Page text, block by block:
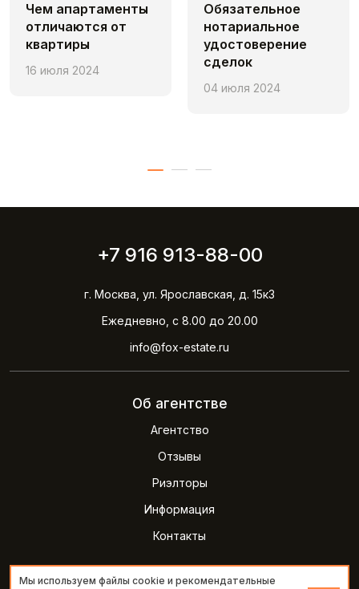
Чем апaртаменты
отличаются от
квартиры
16 июля 2024
Обязательное
нотариальное
удостоверение
сделок
04 июля 2024
+7 916 913-88-00
г. Москва, ул. Ярославская, д. 15к3
Ежедневно, с 8.00 до 20.00
info@fox-estate.ru
Об агентстве
Агентство
Отзывы
Риэлторы
Информация
Контакты
2026 © Агентство недвижимости FOXestate
Мы используем файлы cookie и рекомендательные